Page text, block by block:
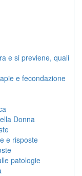
e si previene, quali
e fecondazione
Donna
e risposte
patologie